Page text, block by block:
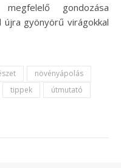
gondozása
újra gyönyörű virágokkal
növényápolás
tippek
útmutató